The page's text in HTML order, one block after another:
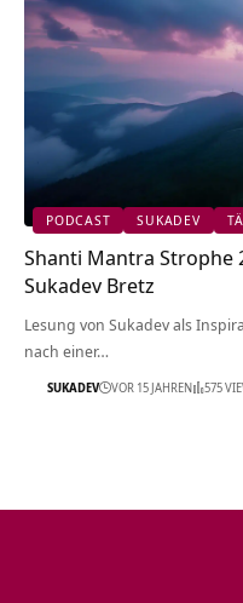
PODCAST SUKADEV
Shanti Mantra Strophe
Sukadev Bretz
Lesung von Sukadev als
nach einer…
SUKADEV VOR 15 JAHREN 575